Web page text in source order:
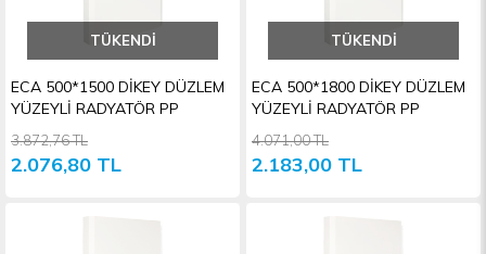
TÜKENDI
ECA 500*1500 DİKEY DÜZLEM
YÜZEYLİ RADYATÖR PP
2.076,80 TL
3.872,76 TL
TÜKENDI
ECA 500*1800 DİKEY DÜZLEM
YÜZEYLİ RADYATÖR PP
2.183,00 TL
4.071,00 TL